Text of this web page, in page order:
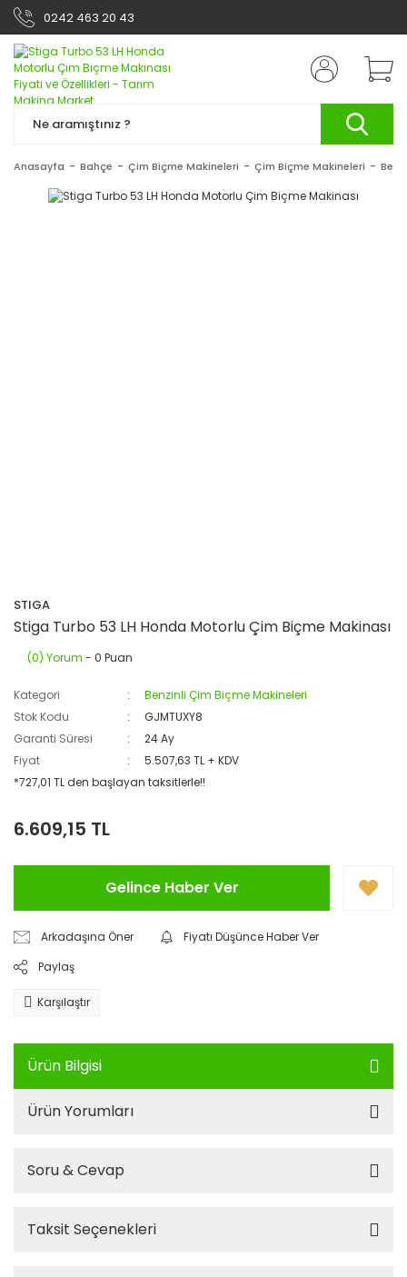
0242 463 20 43
Anasayfa Bahçe Çim Biçme Makineleri Çim Biçme Makineleri
STIGA
Stiga Turbo 53 LH Honda Motorlu Çim Biçme Makinası
(0) Yorum - 0 Puan
Kategori
Benzinli Çim Biçme Makineleri
Stok Kodu
GJMTUXY8
Garanti Süresi
24 Ay
Fiyat
5.507,63 TL + KDV
*727,01 TL den başlayan taksitlerle!!
6.609,15 TL
Gelince Haber Ver
Arkadaşına Öner
Fiyatı Düşünce Haber Ver
Paylaş
Karşılaştır
Ürün Bilgisi
Ürün Yorumları
Soru & Cevap
Taksit Seçenekleri